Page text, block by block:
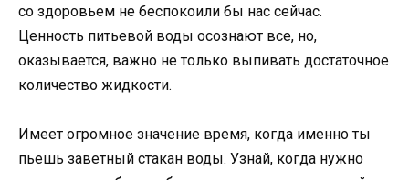
со здоровьем не беспокоили бы нас сейчас.
Ценность питьевой воды осознают все, но,
оказывается, важно не только выпивать достаточное
количество жидкости.
Имеет огромное значение время, когда именно ты
пьешь заветный стакан воды. Узнай, когда нужно